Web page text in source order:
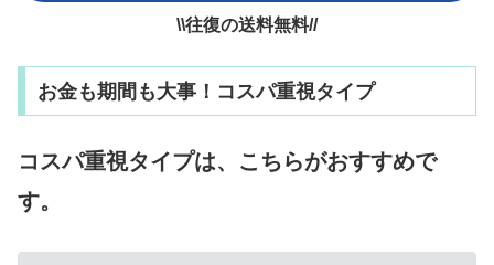
\\往復の送料無料//
お金も期間も大事！コスパ重視タイプ
コスパ重視タイプは、こちらがおすすめで
す。